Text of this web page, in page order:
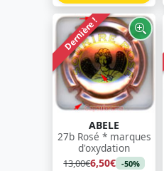
Dernière !
ABELE
27b Rosé * marques
d'oxydation
13,00€6,50€ -50%